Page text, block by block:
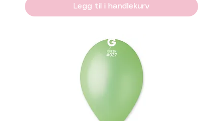
Legg til i handlekurv